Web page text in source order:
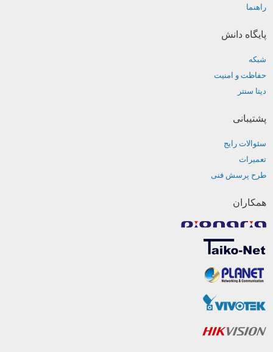
راهنما
پایگاه دانش
شبکه
حفاظت و امنیت
دیتا سنتر
پشتیبانی
سئوالات رایج
تعمیرات
طرح پرسش فنی
همکاران